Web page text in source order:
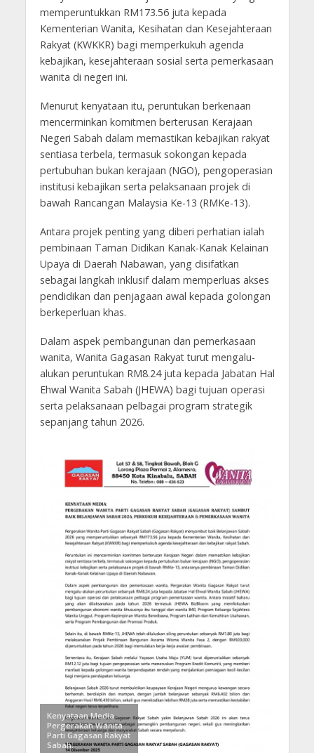
memperuntukkan RM173.56 juta kepada
Kementerian Wanita, Kesihatan dan Kesejahteraan
Rakyat (KWKKR) bagi memperkukuh agenda
kebajikan, kesejahteraan sosial serta pemerkasaan
wanita di negeri ini.
Menurut kenyataan itu, peruntukan berkenaan
mencerminkan komitmen berterusan Kerajaan
Negeri Sabah dalam memastikan kebajikan rakyat
sentiasa terbela, termasuk sokongan kepada
pertubuhan bukan kerajaan (NGO), pengoperasian
institusi kebajikan serta pelaksanaan projek di
bawah Rancangan Malaysia Ke-13 (RMKe-13).
Antara projek penting yang diberi perhatian ialah
pembinaan Taman Didikan Kanak-Kanak Kelainan
Upaya di Daerah Nabawan, yang disifatkan
sebagai langkah inklusif dalam memperluas akses
pendidikan dan penjagaan awal kepada golongan
berkeperluan khas.
Dalam aspek pembangunan dan pemerkasaan
wanita, Wanita Gagasan Rakyat turut mengalu-
alukan peruntukan RM8.24 juta kepada Jabatan Hal
Ehwal Wanita Sabah (JHEWA) bagi tujuan operasi
serta pelaksanaan pelbagai program strategik
sepanjang tahun 2026.
Kenyataan Media
Pergerakan Wanita
Parti Gagasan Rakyat
Sabah.